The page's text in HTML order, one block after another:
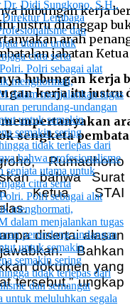
hubungan kerja
kerja itu justru
sengketa
Rumadhono
bahwa Surat
Ketua STAI
disertai alasan
Bahkan
dokumen yang
tersebut,” ungkap